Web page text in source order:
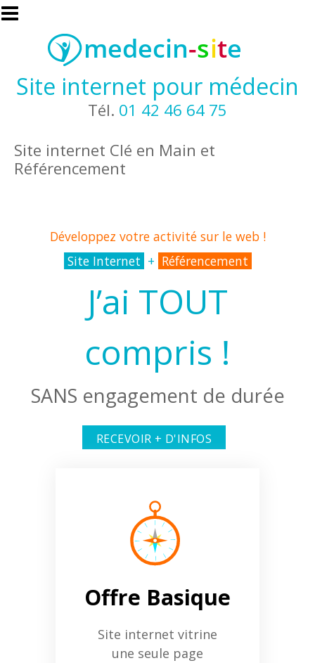
Aller au contenu principal
Site internet pour médecin
Tél. 01 42 46 64 75
Site internet Clé en Main et
Référencement
Développez votre activité sur le web !
Site Internet + Référencement
J’ai TOUT
compris !
SANS engagement de durée
RECEVOIR + D'INFOS
Offre Basique
Site internet vitrine
une seule page